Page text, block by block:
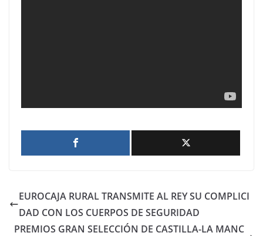
EUROCAJA RURAL TRANSMITE AL REY SU COMPLICI
DAD CON LOS CUERPOS DE SEGURIDAD
PREMIOS GRAN SELECCIÓN DE CASTILLA-LA MANC